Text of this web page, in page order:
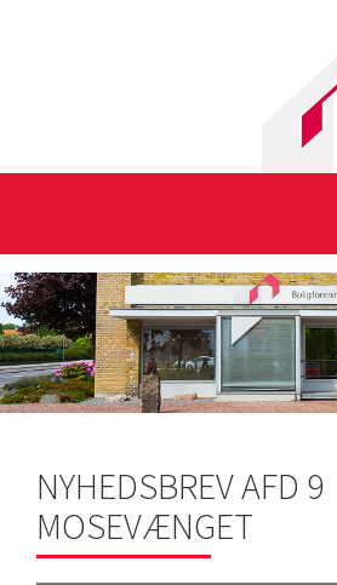
NYHEDSBREV AFD 9
MOSEVÆNGET